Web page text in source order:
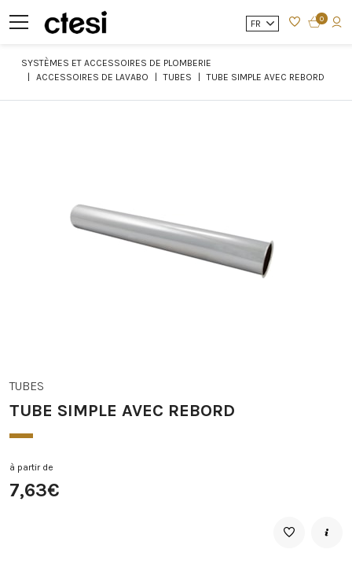
FR 0
SYSTÈMES ET ACCESSOIRES DE PLOMBERIE
ACCESSOIRES DE LAVABO
TUBES TUBE SIMPLE AVEC REBORD
TUBES
TUBE SIMPLE AVEC REBORD
à partir de
7,63€